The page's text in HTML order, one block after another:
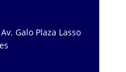
Galo Plaza Lasso